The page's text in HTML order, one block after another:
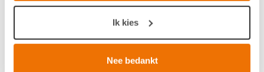
op specifieke eigenschappen (fingerprinting)
Lees meer over hoe uw persoonlijke gegevens worden
verwerkt en stel uw voorkeuren in het
Ik kies
Nee bedankt